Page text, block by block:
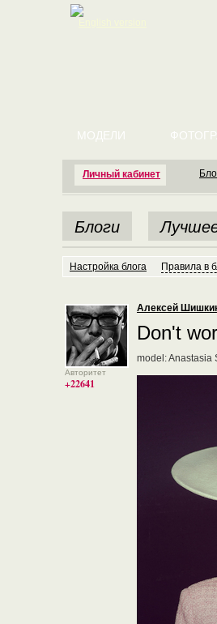
Личный кабинет
МОДЕЛИ
Блоги
Настройка блога Правила в
Авторитет
+22641
Алексей
Don't
model: Anastasia